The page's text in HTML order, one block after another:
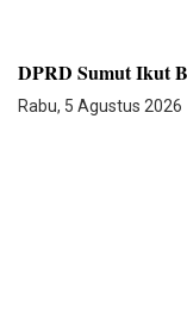
DPRD Sumut Ikut
Rabu, 5 Agustus 2026